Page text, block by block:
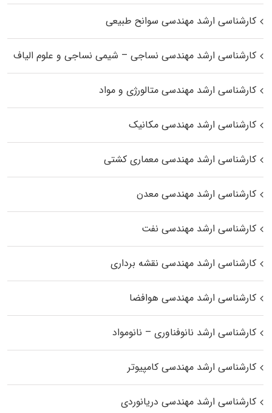
کارشناسی ارشد مهندسی سوانح طبیعی
کارشناسی ارشد مهندسی نساجی – شیمی نساجی و علوم الیاف
کارشناسی ارشد مهندسی متالورژی و مواد
کارشناسی ارشد مهندسی مکانیک
کارشناسی ارشد مهندسی معماری کشتی
کارشناسی ارشد مهندسی معدن
کارشناسی ارشد مهندسی نفت
کارشناسی ارشد مهندسی نقشه برداری
کارشناسی ارشد مهندسی هوافضا
کارشناسی ارشد نانوفناوری – نانومواد
کارشناسی ارشد مهندسی کامپیوتر
کارشناسی ارشد مهندسی دریانوردی